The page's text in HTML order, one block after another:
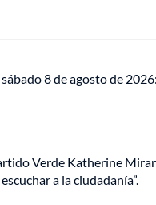
8 de agosto de
Verde Katherine
a la ciudadanía”.